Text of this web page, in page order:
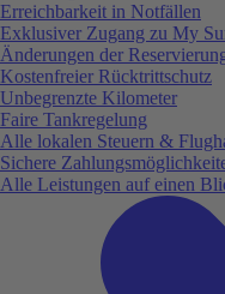
Erreichbarkeit in Notfällen
Exklusiver Zugang zu My
Änderungen der
Kostenfreier Rücktrittschutz
Unbegrenzte Kilometer
Faire Tankregelung
Alle lokalen Steuern &
Sichere
Alle Leistungen auf einen